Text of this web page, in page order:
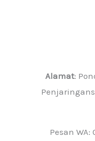
Alamat:
Pesan WA: